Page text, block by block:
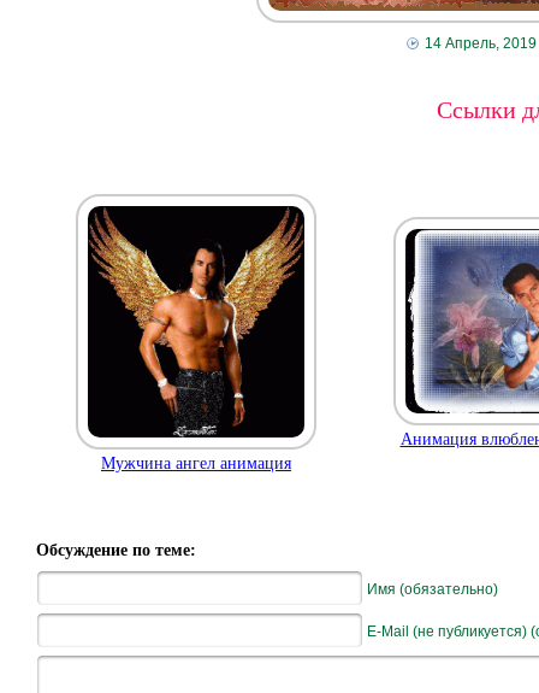
14 Апрель, 2019
Ссылки
Мужчина ангел анимация
Анимация
Обсуждение по теме:
Имя (обязательно)
E-Mail (не публикуется)